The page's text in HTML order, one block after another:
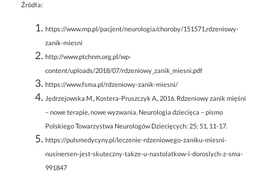
Źródła:
https://www.mp.pl/pacjent/neurologia/choroby/151571,rdzeniowy-
zanik-miesni
http://www.ptchnm.org.pl/wp-
content/uploads/2018/07/rdzeniowy_zanik_miesni.pdf
https://www.fsma.pl/rdzeniowy-zanik-miesni/
Jędrzejowska M., Kostera-Pruszczyk A., 2016. Rdzeniowy zanik mięśni
– nowe terapie, nowe wyzwania. Neurologia dziecięca – pismo
Polskiego Towarzystwa Neurologów Dziecięcych: 25; 51, 11-17.
https://pulsmedycyny.pl/leczenie-rdzeniowego-zaniku-miesni-
nusinersen-jest-skuteczny-takze-u-nastolatkow-i-doroslych-z-sma-
991847